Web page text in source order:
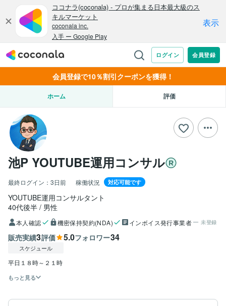
会員登録で10％割引クーポンを獲得！
ホーム 評価
池P YOUTUBE運用コンサル
最終ログイン： 3日前 稼働状況 対応可能です
YOUTUBE運用コンサルタント
40代後半
男性
本人確認 機密保持契約(NDA) インボイス発行事業者 未登録
販売実績3評価 5.0フォロワー34
スケジュール
平日１８時～２１時
もっと見る